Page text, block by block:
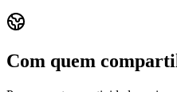
Com quem